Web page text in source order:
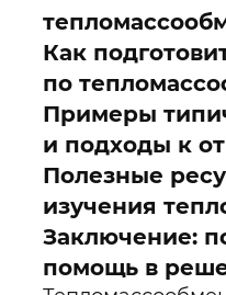
Как
по
Примеры
и подходы к
Полезные
изучения
Заключение:
помощь в